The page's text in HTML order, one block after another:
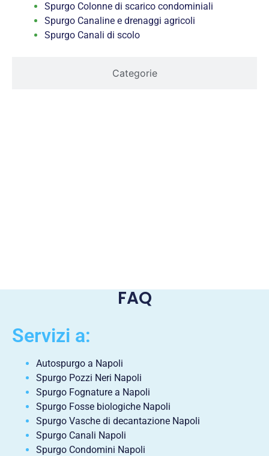
Categorie
Spurgo Colonne di scarico condominiali
Spurgo Canaline e drenaggi agricoli
Spurgo Canali di scolo
FAQ
Servizi a:
Autospurgo a Napoli
Spurgo Pozzi Neri Napoli
Spurgo Fognature a Napoli
Spurgo Fosse biologiche Napoli
Spurgo Vasche di decantazione Napoli
Spurgo Canali Napoli
Spurgo Condomini Napoli